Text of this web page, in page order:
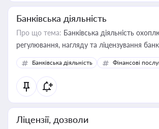
Банківська діяльність
Про що тема: Банківська діяльність
регулювання, нагляду та ліцензування
Банківська діяльність Фінансові
Ліцензії, дозволи